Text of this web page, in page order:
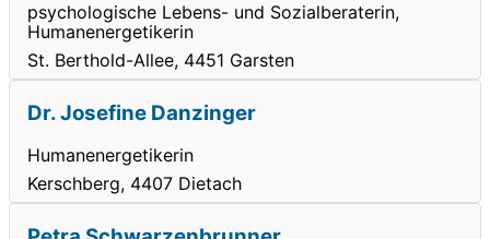
psychologische Lebens- und Sozialberaterin,
Humanenergetikerin
St. Berthold-Allee, 4451 Garsten
Dr. Josefine Danzinger
Humanenergetikerin
Kerschberg, 4407 Dietach